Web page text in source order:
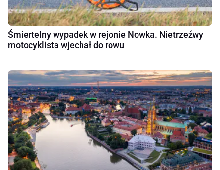
Śmiertelny wypadek w rejonie Nowka. Nietrzeźwy
motocyklista wjechał do rowu